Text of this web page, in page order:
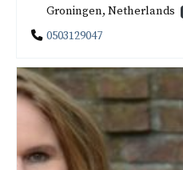
Groningen, Netherlands
0503129047